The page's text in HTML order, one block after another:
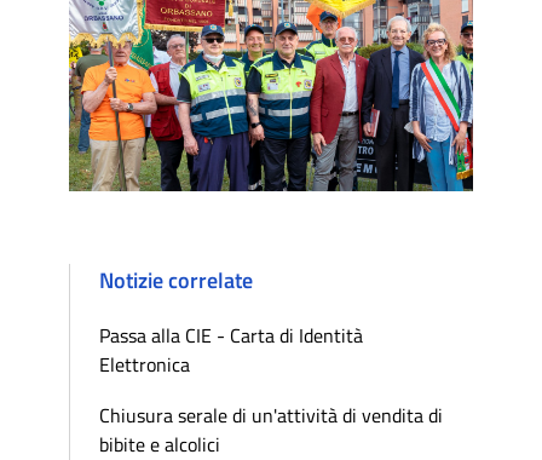
Notizie correlate
Passa alla CIE - Carta di Identità
Elettronica
Chiusura serale di un'attività di vendita di
bibite e alcolici